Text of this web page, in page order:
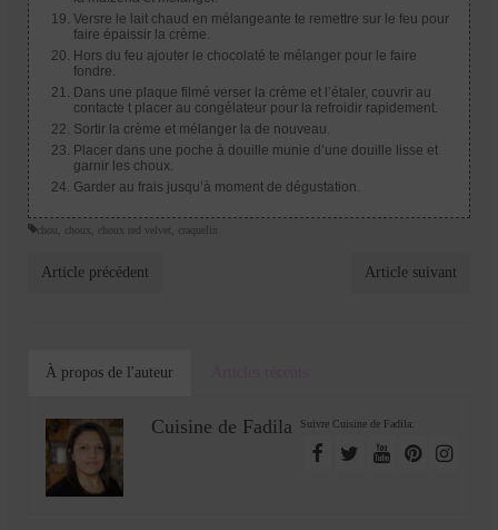
Versre le lait chaud en mélangeante te remettre sur le feu pour
faire épaissir la crème.
Hors du feu ajouter le chocolaté te mélanger pour le faire
fondre.
Dans une plaque filmé verser la crème et l’étaler, couvrir au
contacte t placer au congélateur pour la refroidir rapidement.
Sortir la crème et mélanger la de nouveau.
Placer dans une poche à douille munie d’une douille lisse et
garnir les choux.
Garder au frais jusqu’à moment de dégustation.
chou choux choux red velvet craquelin
Article précédent Article suivant
À propos de l'auteur
Suivre Cuisine de Fadila:
Cuisine de Fadila